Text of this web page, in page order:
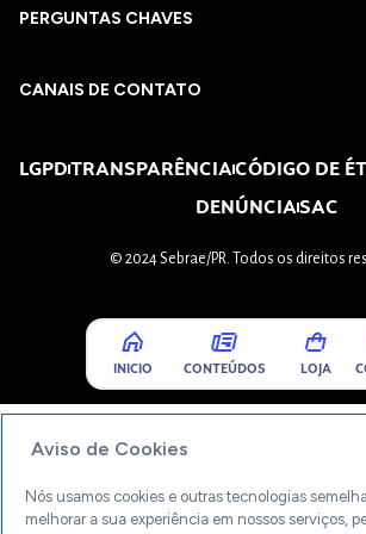
PERGUNTAS CHAVES​
CANAIS DE CONTATO
LGPDTRANSPARÊNCIACÓDIGO DE
DENÚNCIASAC
© 2024 Sebrae/PR. Todos os direitos
INICIO CONTEÚDOS LOJA
Aviso de Cookies
Nós usamos cookies e outras tecnologias
melhorar a sua experiência em nossos serviços,